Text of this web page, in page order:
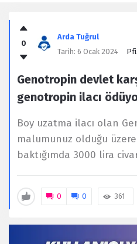
Kullanıcı
Yorumları
Latest
0
Arda Tuğrul
Tarih: 6 Ocak 2024
Genotropin devlet
genotropin ilacı
Boy uzatma ilacı olan
malumunuz olduğu
baktığımda 3000 lira
0 0 361